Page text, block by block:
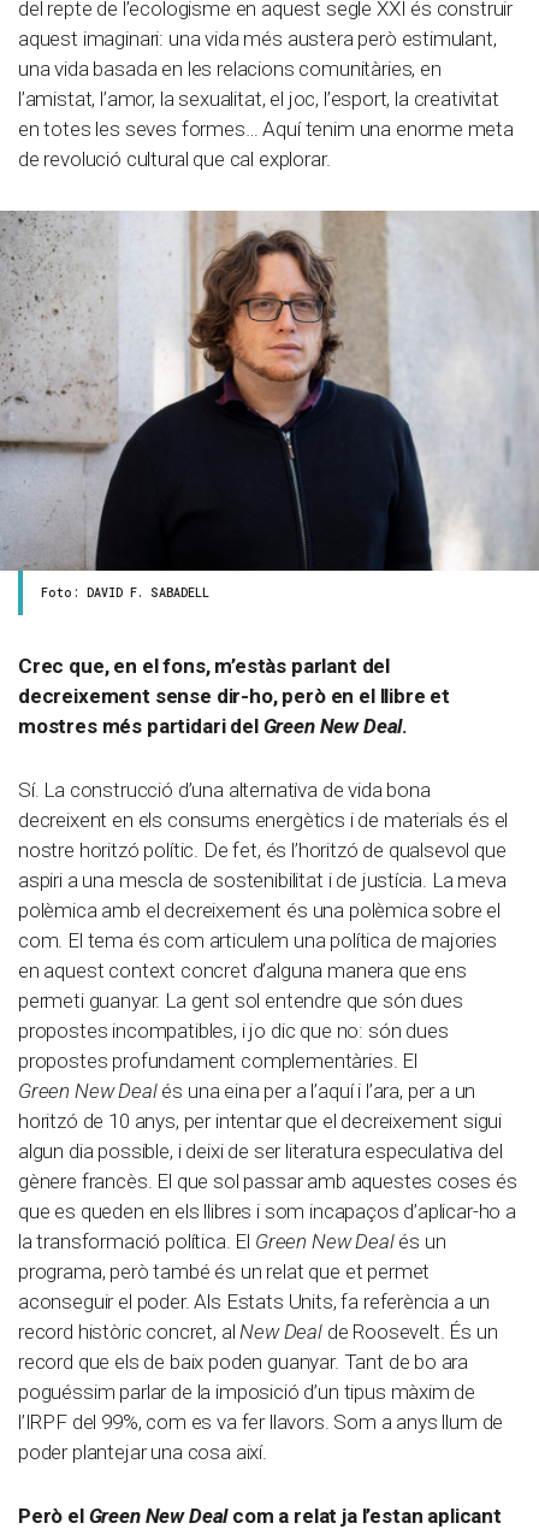
del repte de l’ecologisme en aquest segle XXI és construir
aquest imaginari: una vida més austera però estimulant,
una vida basada en les relacions comunitàries, en
l’amistat, l’amor, la sexualitat, el joc, l’esport, la creativitat
en totes les seves formes… Aquí tenim una enorme meta
de revolució cultural que cal explorar.
Foto: DAVID F. SABADELL
Crec que, en el fons, m’estàs parlant del
decreixement sense dir-ho, però en el llibre et
mostres més partidari del Green New Deal.
Sí. La construcció d’una alternativa de vida bona
decreixent en els consums energètics i de materials és el
nostre horitzó polític. De fet, és l’horitzó de qualsevol que
aspiri a una mescla de sostenibilitat i de justícia. La meva
polèmica amb el decreixement és una polèmica sobre el
com. El tema és com articulem una política de majories
en aquest context concret d’alguna manera que ens
permeti guanyar. La gent sol entendre que són dues
propostes incompatibles, i jo dic que no: són dues
propostes profundament complementàries. El
Green New Deal és una eina per a l’aquí i l’ara, per a un
horitzó de 10 anys, per intentar que el decreixement sigui
algun dia possible, i deixi de ser literatura especulativa del
gènere francès. El que sol passar amb aquestes coses és
que es queden en els llibres i som incapaços d’aplicar-ho a
la transformació política. El Green New Dealés un
programa, però també és un relat que et permet
aconseguir el poder. Als Estats Units, fa referència a un
record històric concret, alNew Deal de Roosevelt. És un
record que els de baix poden guanyar. Tant de bo ara
poguéssim parlar de la imposició d’un tipus màxim de
l’IRPF del 99%, com es va fer llavors. Som a anys llum de
poder plantejar una cosa així.
Però el Green New Dealcom a relat ja l’estan aplicant